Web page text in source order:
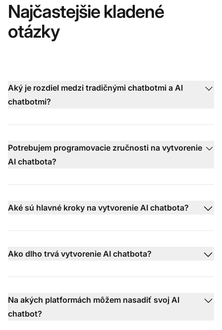
Najčastejšie kladené
otázky
Aký je rozdiel medzi tradičnými chatbotmi a AI
chatbotmi?
Potrebujem programovacie zručnosti na vytvorenie
AI chatbota?
Aké sú hlavné kroky na vytvorenie AI chatbota?
Ako dlho trvá vytvorenie AI chatbota?
Na akých platformách môžem nasadiť svoj AI
chatbot?